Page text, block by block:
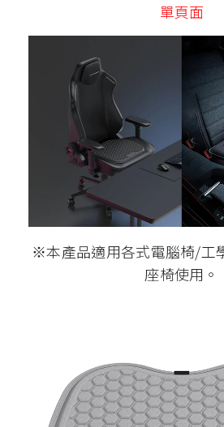
單頁面
※本產品適用各式電腦椅/工
座椅使用。